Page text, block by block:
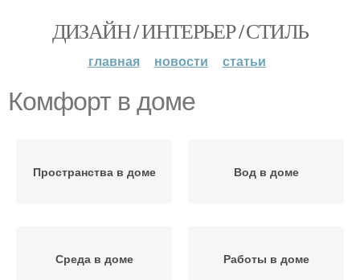
ДИЗАЙН / ИНТЕРЬЕР / СТИЛЬ
главная новости статьи
Комфорт в доме
Пространства в доме Вод в доме
Среда в доме Работы в доме